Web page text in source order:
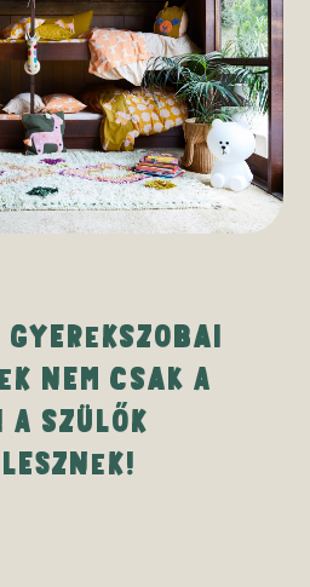
NEM CSAK A
SZÜLŐK